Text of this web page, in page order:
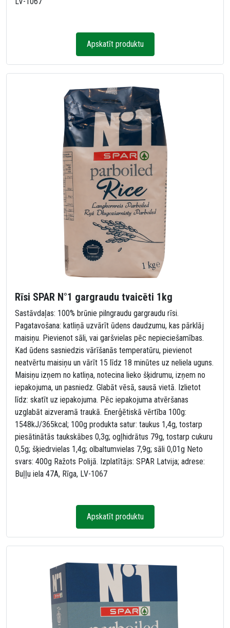
Apskatīt produktu
Rīsi SPAR N°1 gargraudu tvaicēti 1kg
Sastāvdaļas: 100% brūnie pilngraudu gargraudu rīsi.
Pagatavošana: katliņā uzvārīt ūdens daudzumu, kas pārklāj
maisiņu. Pievienot sāli, vai garšvielas pēc nepieciešamības.
Kad ūdens sasniedzis vārīšanās temperatūru, pievienot
neatvērtu maisiņu un vārīt 15 līdz 18 minūtes uz neliela uguns.
Maisiņu izņem no katliņa, notecina lieko šķidrumu, izņem no
iepakojuma, un pasniedz. Glabāt vēsā, sausā vietā. Izlietot
līdz: skatīt uz iepakojuma. Pēc iepakojuma atvēršanas
uzglabāt aizveramā traukā. Enerģētiskā vērtība 100g:
1548kJ/365kcal; 100g produkta satur: taukus 1,4g, tostarp
piesātinātās taukskābes 0,3g; ogļhidrātus 79g, tostarp cukuru
0,5g; šķiedrvielas 1,4g; olbaltumvielas 7,9g; sāli 0,01g Neto
svars: 400g Ražots Polijā. Izplatītājs: SPAR Latvija; adrese:
Buļļu iela 47A, Rīga, LV-1067
Apskatīt produktu